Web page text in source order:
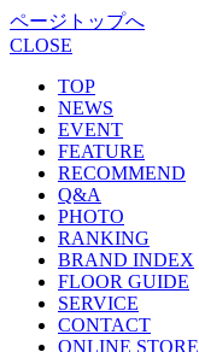
ページトップへ
CLOSE
TOP
NEWS
EVENT
FEATURE
RECOMMEND
Q&A
PHOTO
RANKING
BRAND INDEX
FLOOR GUIDE
SERVICE
CONTACT
ONLINE STORE